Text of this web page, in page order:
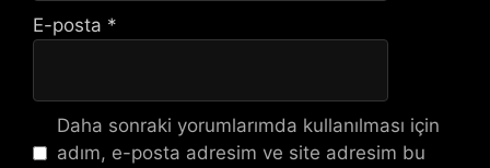
E-posta *
Daha sonraki yorumlarımda kullanılması için
adım, e-posta adresim ve site adresim bu